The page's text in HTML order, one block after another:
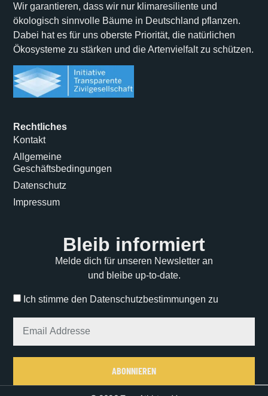
Wir garantieren, dass wir nur klimaresiliente und
ökologisch sinnvolle Bäume in Deutschland pflanzen.
Dabei hat es für uns oberste Priorität, die natürlichen
Ökosysteme zu stärken und die Artenvielfalt zu schützen.
Rechtliches
Kontakt
Allgemeine
Geschäftsbedingungen
Datenschutz
Impressum
Bleib informiert
Melde dich für unseren Newsletter an
und bleibe up-to-date.
Ich stimme den Datenschutzbestimmungen zu
ABONNIEREN